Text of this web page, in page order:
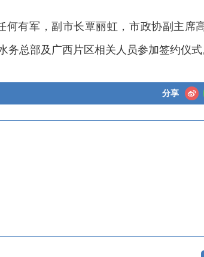
有军，副市长覃丽虹，市政协副主席
总部及广西片区相关人员参加签约仪式
分享